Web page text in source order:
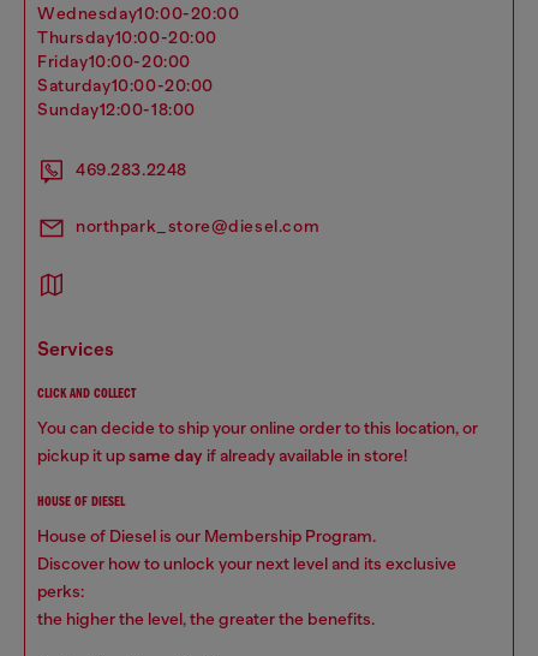
wednesday10:00-20:00
thursday10:00-20:00
friday10:00-20:00
saturday10:00-20:00
sunday12:00-18:00
469.283.2248
northpark_store@diesel.com
services
CLICK AND COLLECT
You can decide to ship your online order to this location, or
pickup it upsame day if already available in store!
HOUSE OF DIESEL
House of Diesel is our Membership Program.
Discover how to unlock your next level and its exclusive
perks:
the higher the level, the greater the benefits.